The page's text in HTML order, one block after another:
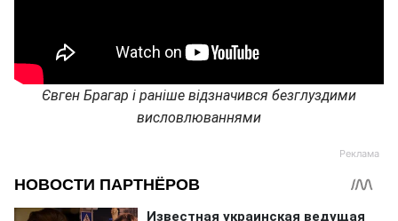
Євген Брагар і раніше відзначився безглуздими
висловлюваннями